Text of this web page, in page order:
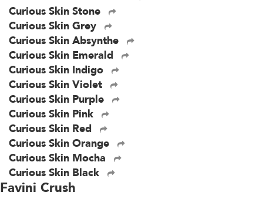
Curious Skin Stone
Curious Skin Grey
Curious Skin Absynthe
Curious Skin Emerald
Curious Skin Indigo
Curious Skin Violet
Curious Skin Purple
Curious Skin Pink
Curious Skin Red
Curious Skin Orange
Curious Skin Mocha
Curious Skin Black
Favini Crush